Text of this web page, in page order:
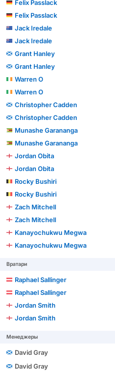
Felix Passlack
Felix Passlack
Jack Iredale
Jack Iredale
Grant Hanley
Grant Hanley
Warren O
Warren O
Christopher Cadden
Christopher Cadden
Munashe Garananga
Munashe Garananga
Jordan Obita
Jordan Obita
Rocky Bushiri
Rocky Bushiri
Zach Mitchell
Zach Mitchell
Kanayochukwu Megwa
Kanayochukwu Megwa
Вратари
Raphael Sallinger
Raphael Sallinger
Jordan Smith
Jordan Smith
Менеджеры
David Gray
David Gray